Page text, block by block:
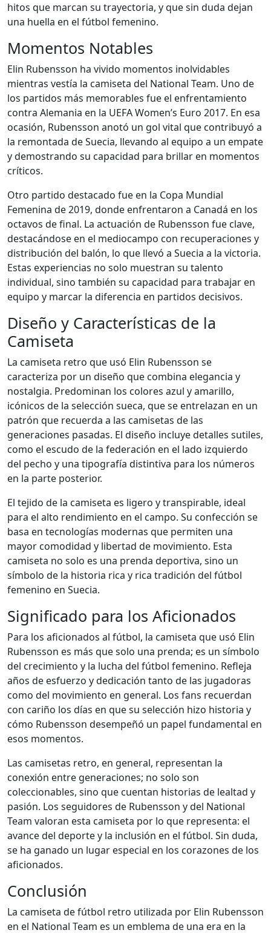
hitos que marcan su trayectoria, y que sin duda dejan
una huella en el fútbol femenino.
Momentos Notables
Elin Rubensson ha vivido momentos inolvidables
mientras vestía la camiseta del National Team. Uno de
los partidos más memorables fue el enfrentamiento
contra Alemania en la UEFA Women’s Euro 2017. En esa
ocasión, Rubensson anotó un gol vital que contribuyó a
la remontada de Suecia, llevando al equipo a un empate
y demostrando su capacidad para brillar en momentos
críticos.
Otro partido destacado fue en la Copa Mundial
Femenina de 2019, donde enfrentaron a Canadá en los
octavos de final. La actuación de Rubensson fue clave,
destacándose en el mediocampo con recuperaciones y
distribución del balón, lo que llevó a Suecia a la victoria.
Estas experiencias no solo muestran su talento
individual, sino también su capacidad para trabajar en
equipo y marcar la diferencia en partidos decisivos.
Diseño y Características de la
Camiseta
La camiseta retro que usó Elin Rubensson se
caracteriza por un diseño que combina elegancia y
nostalgia. Predominan los colores azul y amarillo,
icónicos de la selección sueca, que se entrelazan en un
patrón que recuerda a las camisetas de las
generaciones pasadas. El diseño incluye detalles sutiles,
como el escudo de la federación en el lado izquierdo
del pecho y una tipografía distintiva para los números
en la parte posterior.
El tejido de la camiseta es ligero y transpirable, ideal
para el alto rendimiento en el campo. Su confección se
basa en tecnologías modernas que permiten una
mayor comodidad y libertad de movimiento. Esta
camiseta no solo es una prenda deportiva, sino un
símbolo de la historia rica y rica tradición del fútbol
femenino en Suecia.
Significado para los Aficionados
Para los aficionados al fútbol, la camiseta que usó Elin
Rubensson es más que solo una prenda; es un símbolo
del crecimiento y la lucha del fútbol femenino. Refleja
años de esfuerzo y dedicación tanto de las jugadoras
como del movimiento en general. Los fans recuerdan
con cariño los días en que su selección hizo historia y
cómo Rubensson desempeñó un papel fundamental en
esos momentos.
Las camisetas retro, en general, representan la
conexión entre generaciones; no solo son
coleccionables, sino que cuentan historias de lealtad y
pasión. Los seguidores de Rubensson y del National
Team valoran esta camiseta por lo que representa: el
avance del deporte y la inclusión en el fútbol. Sin duda,
se ha ganado un lugar especial en los corazones de los
aficionados.
Conclusión
La camiseta de fútbol retro utilizada por Elin Rubensson
en el National Team es un emblema de una era en la